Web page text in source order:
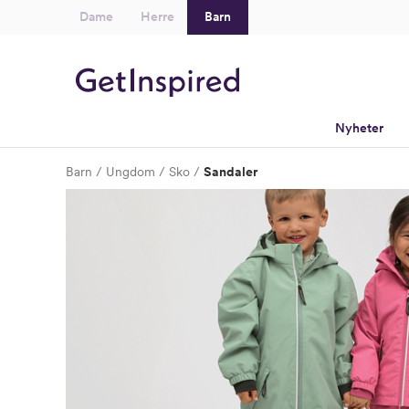
Dame Herre Barn
Nyheter
Barn Ungdom Sko Sandaler